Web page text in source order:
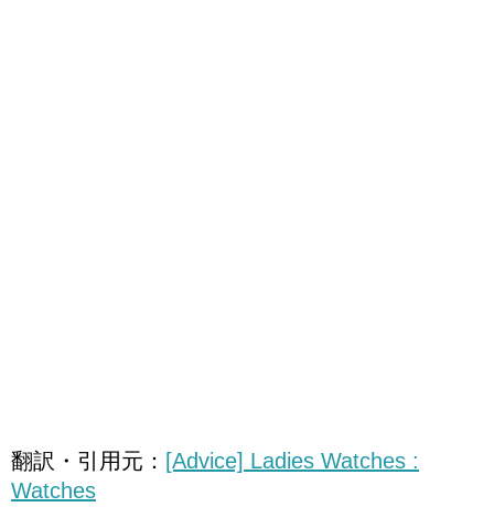
翻訳・引用元： [Advice] Ladies Watches :
Watches